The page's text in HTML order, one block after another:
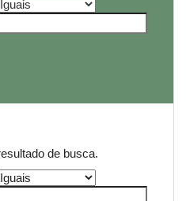
de busca.